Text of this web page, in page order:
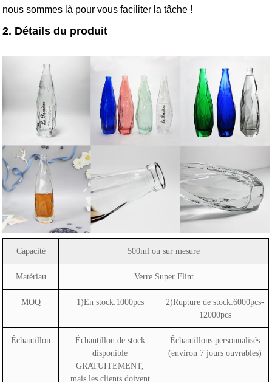
nous sommes là pour vous faciliter la tâche !
2. Détails du produit
Capacité 500ml ou sur mesure
Matériau Verre Super Flint
MOQ 1)En stock:1000pcs
2)Rupture de stock:6000pcs-
12000pcs
Échantillon
Échantillon de stock
disponible
GRATUITEMENT,
mais les clients doivent
Échantillons personnalisés
(environ 7 jours ouvrables)